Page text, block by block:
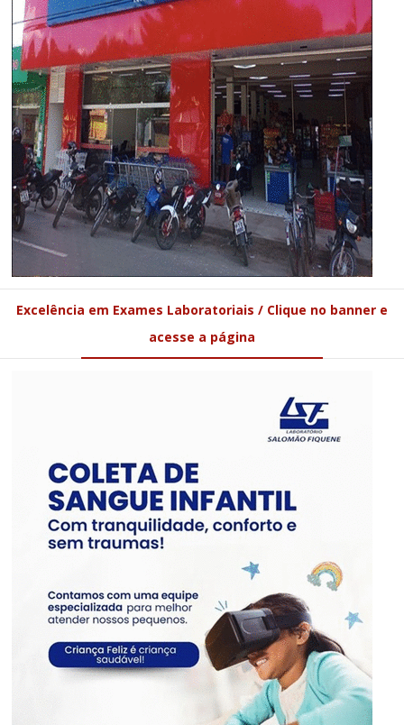
Excelência em Exames Laboratoriais / Clique no banner e
acesse a página